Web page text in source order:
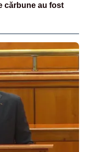
cărbune au fost